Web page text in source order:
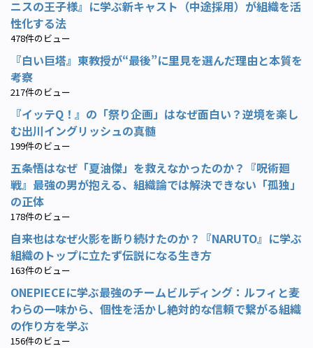
ニスの王子様』に学ぶ新キャスト（中途採用）が組織を活
性化する法
478件のビュー
『白い巨塔』東教授が“最後”に里見を選んだ理由と本質を
考察
217件のビュー
『イッテQ！』の「祭り企画」はなぜ面白い？逆境を楽し
む出川イングリッシュの真髄
199件のビュー
五条悟はなぜ「夏油傑」を救えなかったのか？『呪術廻
戦』最強の男が抱える、組織論では解決できない「孤独」
の正体
178件のビュー
自来也はなぜ火影を断り続けたのか？『NARUTO』に学ぶ
組織のトップに立たず伝説になる生き方
163件のビュー
ONEPIECEに学ぶ最強のチームビルディング：ルフィと麦
わらの一味から、個性を活かし絶対的な信頼で繋がる組織
の作り方を学ぶ
156件のビュー